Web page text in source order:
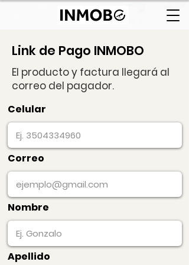
Link de Pago INMOBO
El producto y factura llegará al
correo del pagador.
Celular
Correo
Nombre
Apellido